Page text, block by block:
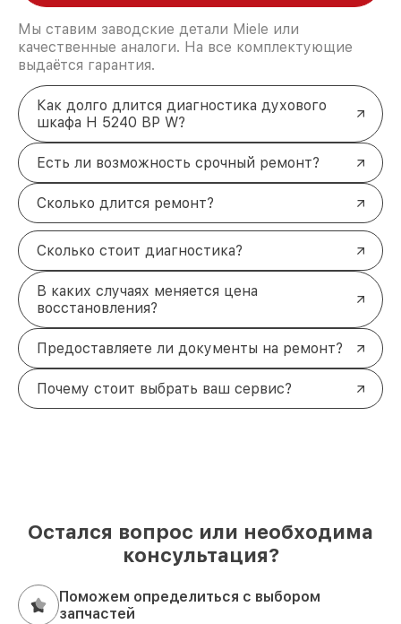
Мы ставим заводские детали Miele или
качественные аналоги. На все комплектующие
выдаётся гарантия.
Как долго длится диагностика духового
шкафа H 5240 BP W?
Есть ли возможность срочный ремонт?
Сколько длится ремонт?
Сколько стоит диагностика?
В каких случаях меняется цена
восстановления?
Предоставляете ли документы на ремонт?
Почему стоит выбрать ваш сервис?
Остался вопрос или необходима
консультация?
Поможем определиться с выбором
запчастей